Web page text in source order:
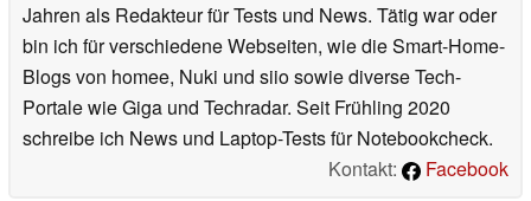
Jahren als Redakteur für Tests und News. Tätig war oder
bin ich für verschiedene Webseiten, wie die Smart-Home-
Blogs von homee, Nuki und siio sowie diverse Tech-
Portale wie Giga und Techradar. Seit Frühling 2020
schreibe ich News und Laptop-Tests für Notebookcheck.
Kontakt:
Facebook